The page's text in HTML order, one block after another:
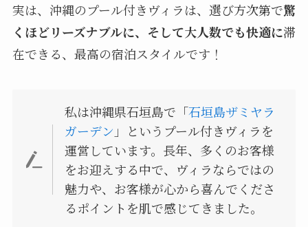
実は、沖縄のプール付きヴィラは、選び方次第で驚
くほどリーズナブルに、そして大人数でも快適に滞
在できる、最高の宿泊スタイルです！
私は沖縄県石垣島で「石垣島ザミヤラ
ガーデン 」というプール付きヴィラを
運営しています。長年、多くのお客様
をお迎えする中で、ヴィラならではの
魅力や、お客様が心から喜んでくださ
るポイントを肌で感じてきました。